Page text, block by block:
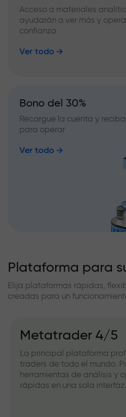
Acceso a materiales
ayudarán a ver más y
confianza
Ver todo
Bono del 30%
Recargue la cuenta y
para operar
Ver todo
Plataforma para
Elija plataformas rápidas,
creadas para un
Metatrader 4/5
La principal plataforma
traders de todo el mundo.
herramientas de análisis y
rápidas en una sola interfaz.